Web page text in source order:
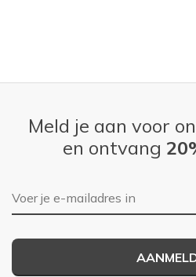
Meld je aan voor
en ontvang
E-mailadres